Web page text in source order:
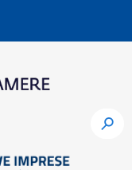
h
sempre con te